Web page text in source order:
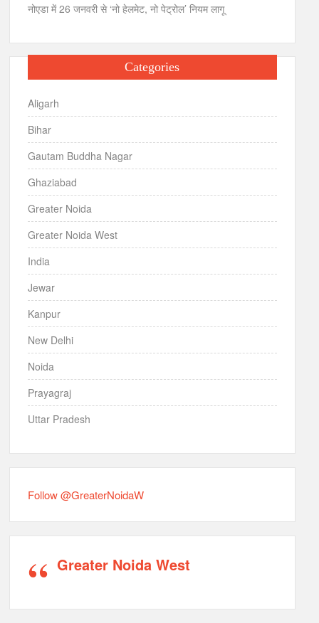
नोएडा में 26 जनवरी से ‘नो हेलमेट, नो पेट्रोल’ नियम लागू
Categories
Aligarh
Bihar
Gautam Buddha Nagar
Ghaziabad
Greater Noida
Greater Noida West
India
Jewar
Kanpur
New Delhi
Noida
Prayagraj
Uttar Pradesh
Follow @GreaterNoidaW
Greater Noida West